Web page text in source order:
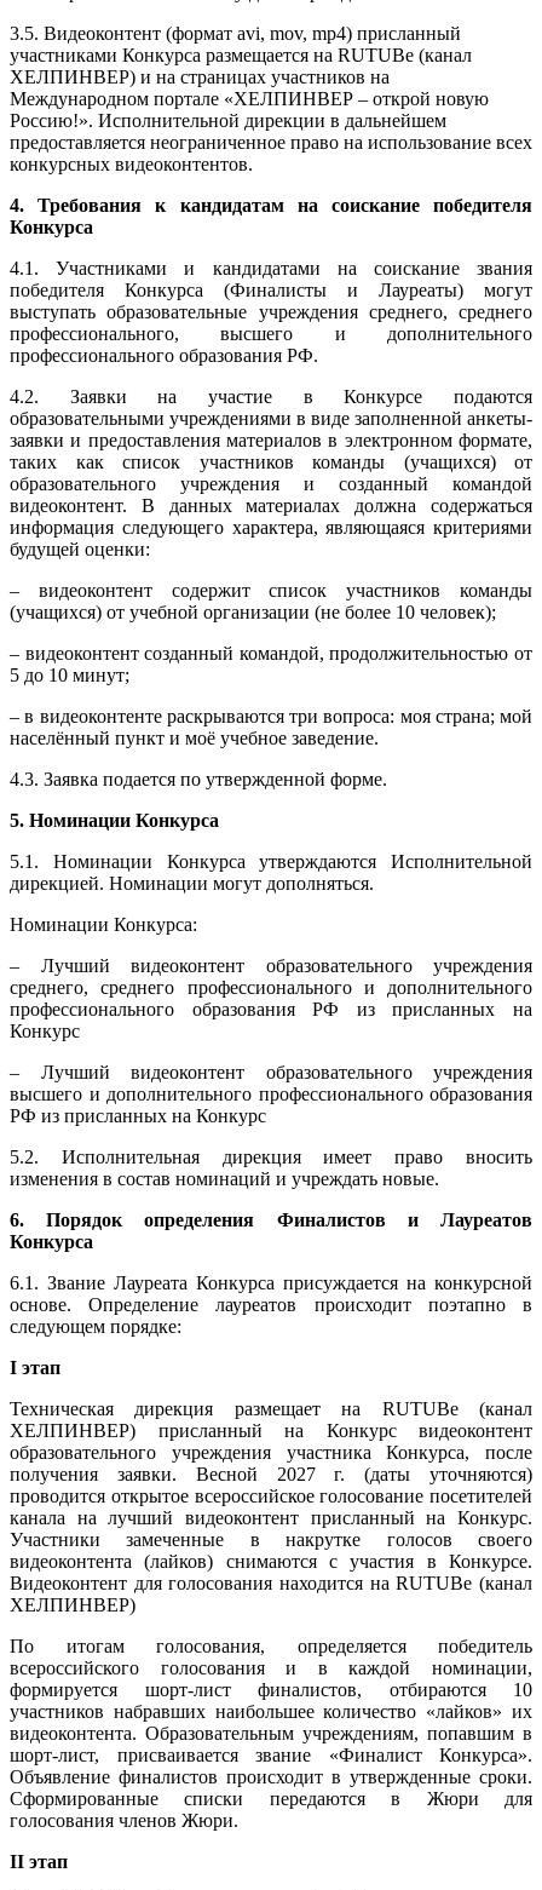
3.5. Видеоконтент (формат avi, mov, mp4) присланный
участниками Конкурса размещается на RUTUBe (канал
ХЕЛПИНВЕР) и на страницах участников на
Международном портале «ХЕЛПИНВЕР – открой новую
Россию!». Исполнительной дирекции в дальнейшем
предоставляется неограниченное право на использование всех
конкурсных видеоконтентов.
4. Требования к кандидатам на соискание победителя
Конкурса
4.1. Участниками и кандидатами на соискание звания
победителя Конкурса (Финалисты и Лауреаты) могут
выступать образовательные учреждения среднего, среднего
профессионального, высшего и дополнительного
профессионального образования РФ.
4.2. Заявки на участие в Конкурсе подаются
образовательными учреждениями в виде заполненной анкеты-
заявки и предоставления материалов в электронном формате,
таких как список участников команды (учащихся) от
образовательного учреждения и созданный командой
видеоконтент. В данных материалах должна содержаться
информация следующего характера, являющаяся критериями
будущей оценки:
– видеоконтент содержит список участников команды
(учащихся) от учебной организации (не более 10 человек);
– видеоконтент созданный командой, продолжительностью от
5 до 10 минут;
– в видеоконтенте раскрываются три вопроса: моя страна; мой
населённый пункт и моё учебное заведение.
4.3. Заявка подается по утвержденной форме.
5. Номинации Конкурса
5.1. Номинации Конкурса утверждаются Исполнительной
дирекцией. Номинации могут дополняться.
Номинации Конкурса:
– Лучший видеоконтент образовательного учреждения
среднего, среднего профессионального и дополнительного
профессионального образования РФ из присланных на
Конкурс
– Лучший видеоконтент образовательного учреждения
высшего и дополнительного профессионального образования
РФ из присланных на Конкурс
5.2. Исполнительная дирекция имеет право вносить
изменения в состав номинаций и учреждать новые.
6. Порядок определения Финалистов и Лауреатов
Конкурса
6.1. Звание Лауреата Конкурса присуждается на конкурсной
основе. Определение лауреатов происходит поэтапно в
следующем порядке:
I этап
Техническая дирекция размещает на RUTUBe (канал
ХЕЛПИНВЕР) присланный на Конкурс видеоконтент
образовательного учреждения участника Конкурса, после
получения заявки. Весной 2027 г. (даты уточняются)
проводится открытое всероссийское голосование посетителей
канала на лучший видеоконтент присланный на Конкурс.
Участники замеченные в накрутке голосов своего
видеоконтента (лайков) снимаются с участия в Конкурсе.
Видеоконтент для голосования находится на RUTUBe (канал
ХЕЛПИНВЕР)
По итогам голосования, определяется победитель
всероссийского голосования и в каждой номинации,
формируется шорт-лист финалистов, отбираются 10
участников набравших наибольшее количество «лайков» их
видеоконтента. Образовательным учреждениям, попавшим в
шорт-лист, присваивается звание «Финалист Конкурса».
Объявление финалистов происходит в утвержденные сроки.
Сформированные списки передаются в Жюри для
голосования членов Жюри.
II этап